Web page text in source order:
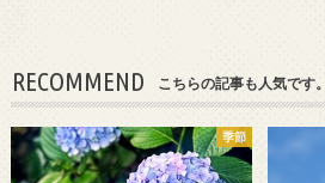
RECOMMEND こちらの記事も人気です。
季節